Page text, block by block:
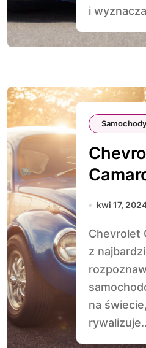
i
Samochody
Forda
kwi 17,
Chevrolet Camaro to jeden
z
na